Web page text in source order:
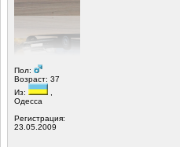
Пол:
Возраст: 37
Из:
Одесса
Регистрация:
23.05.2009